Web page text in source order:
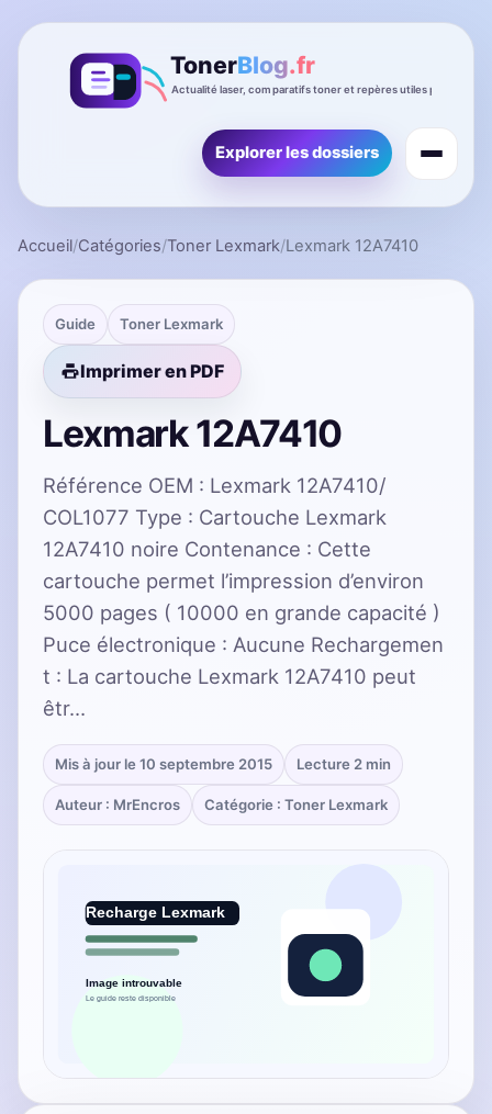
Explorer les dossiers
Accueil/Catégories/Toner Lexmark/Lexmark 12A7410
Guide Toner Lexmark
Imprimer en PDF
Lexmark 12A7410
Référence OEM : Lexmark 12A7410/
COL1077 Type : Cartouche Lexmark
12A7410 noire Contenance : Cette
cartouche permet l’impression d’environ
5000 pages ( 10000 en grande capacité )
Puce électronique : Aucune Rechargemen
t : La cartouche Lexmark 12A7410 peut
êtr…
Mis à jour le 10 septembre 2015 Lecture 2 min
Auteur : MrEncros Catégorie : Toner Lexmark